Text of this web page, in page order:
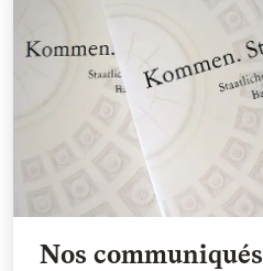
Nos communiqués